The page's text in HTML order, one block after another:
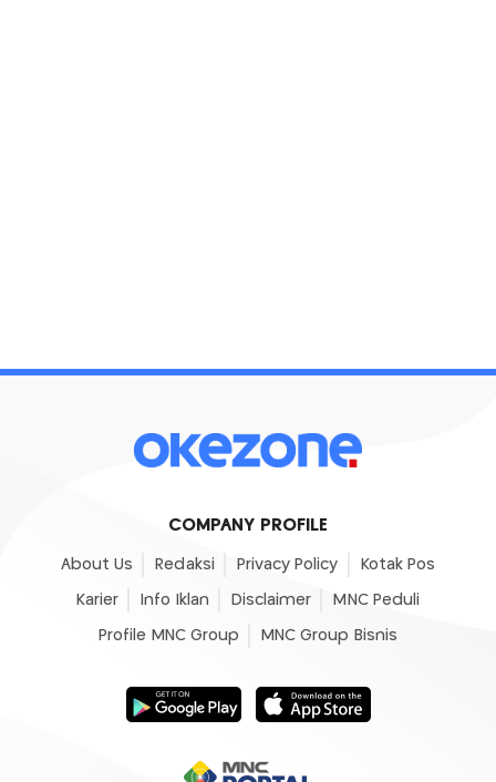
COMPANY PROFILE
About Us Redaksi Privacy Policy Kotak Pos
Karier Info Iklan Disclaimer MNC Peduli
Profile MNC Group MNC Group Bisnis